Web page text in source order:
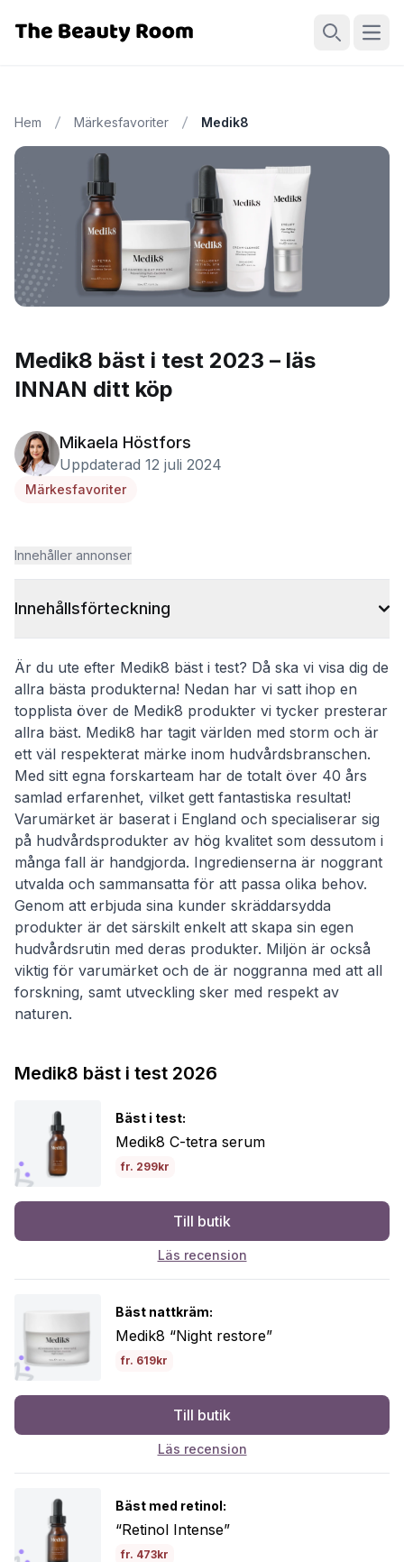
Hem Märkesfavoriter Medik8
Medik8 bäst i test 2023 – läs
INNAN ditt köp
Mikaela Höstfors
Uppdaterad 12 juli 2024
Märkesfavoriter
Innehåller annonser
Innehållsförteckning
Är du ute efter Medik8 bäst i test? Då ska vi visa dig de
allra bästa produkterna! Nedan har vi satt ihop en
topplista över de Medik8 produkter vi tycker presterar
allra bäst. Medik8 har tagit världen med storm och är
ett väl respekterat märke inom hudvårdsbranschen.
Med sitt egna forskarteam har de totalt över 40 års
samlad erfarenhet, vilket gett fantastiska resultat!
Varumärket är baserat i England och specialiserar sig
på hudvårdsprodukter av hög kvalitet som dessutom i
många fall är handgjorda. Ingredienserna är noggrant
utvalda och sammansatta för att passa olika behov.
Genom att erbjuda sina kunder skräddarsydda
produkter är det särskilt enkelt att skapa sin egen
hudvårdsrutin med deras produkter. Miljön är också
viktig för varumärket och de är noggranna med att all
forskning, samt utveckling sker med respekt av
naturen.
Medik8 bäst i test 2026
Bäst i test:
Medik8 C-tetra serum
fr. 299kr
Till butik
Läs recension
Bäst nattkräm:
Medik8 “Night restore”
fr. 619kr
Till butik
Läs recension
Bäst med retinol:
“Retinol Intense”
fr. 473kr